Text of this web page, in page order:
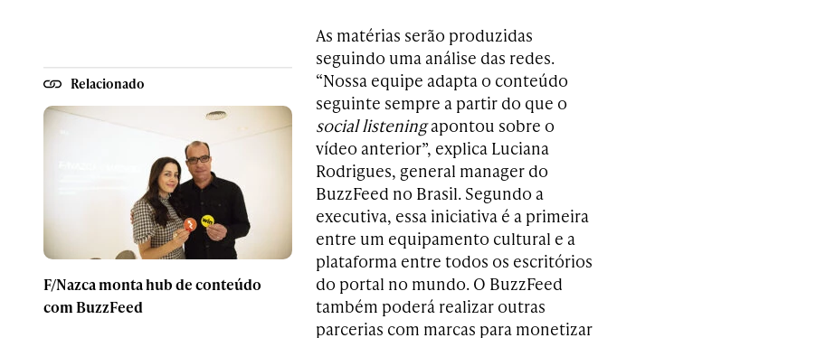
Relacionado
F/Nazca monta hub de conteúdo
com BuzzFeed
As matérias serão produzidas
seguindo uma análise das redes.
“Nossa equipe adapta o conteúdo
seguinte sempre a partir do que o
social listeningapontou sobre o
vídeo anterior”, explica Luciana
Rodrigues, general manager do
BuzzFeed no Brasil. Segundo a
executiva, essa iniciativa é a primeira
entre um equipamento cultural e a
plataforma entre todos os escritórios
do portal no mundo. O BuzzFeed
também poderá realizar outras
parcerias com marcas para monetizar